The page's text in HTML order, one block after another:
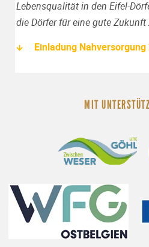
Lebensqualität in den Eifel-
die Dörfer für eine gute Zukunft
Einladung
MIT